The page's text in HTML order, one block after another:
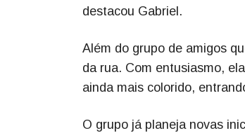
destacou Gabriel.
Além do grupo de amigos
da rua. Com entusiasmo,
ainda mais colorido,
O grupo já planeja novas